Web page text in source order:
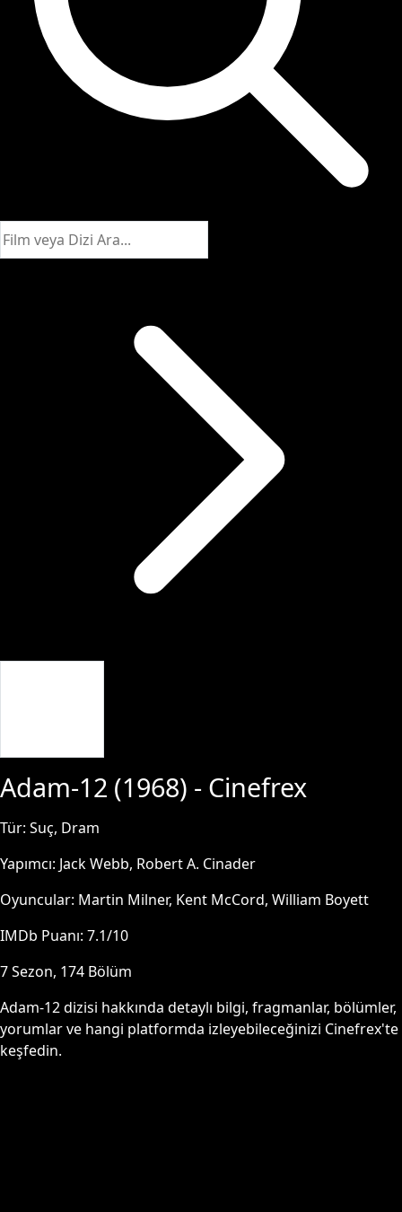
Adam-12 (1968) - Cinefrex
Tür: Suç, Dram
Yapımcı: Jack Webb, Robert A. Cinader
Oyuncular: Martin Milner, Kent McCord, William Boyett
IMDb Puanı: 7.1/10
7Sezon, 174 Bölüm
Adam-12dizisi hakkında detaylı bilgi, fragmanlar, bölümler,
yorumlar ve hangi platformda izleyebileceğinizi Cinefrex'te
keşfedin.